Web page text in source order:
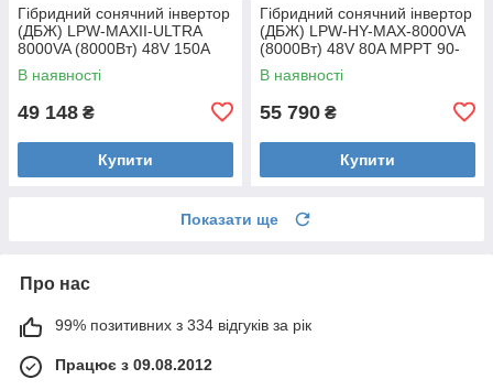
Гібридний сонячний інвертор
(ДБЖ) LPW-MAXII-ULTRA
8000VA (8000Вт) 48V 150A
MPPT 90-450V ON-OFF GRID
Уцінка
В наявності
49 148 ₴
Купити
Гібридний сонячний інвертор
(ДБЖ) LPW-HY-MAX-8000VA
(8000Вт) 48V 80A MPPT 90-
450V Уцінка
В наявності
55 790 ₴
Купити
Показати ще
Про нас
99% позитивних з 334 відгуків за рік
Працює з 09.08.2012